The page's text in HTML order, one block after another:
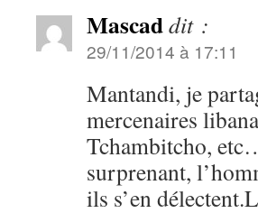
Mascaddit :
29/11/2014 à 17:11
Mantandi, je
mercenaires
Tchambitcho,
surprenant,
ils s’en